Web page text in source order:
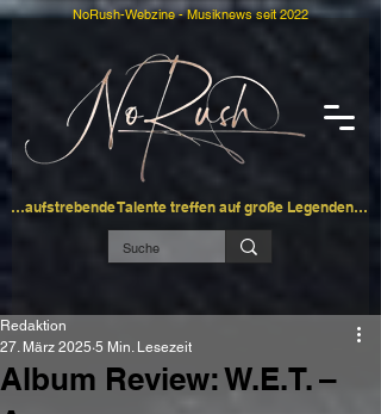
…aufstrebende Talente treffen auf große Legenden…
NoRush-Webzine - Musiknews seit 2022
Album Review: W.E.T. –
Redaktion
27. März 2025 5 Min. Lesezeit